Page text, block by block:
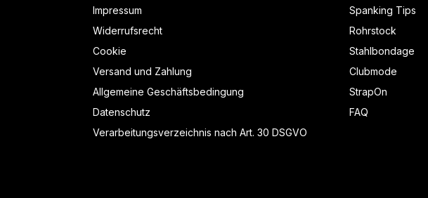
Impressum
Widerrufsrecht
Cookie
Versand und Zahlung
Allgemeine Geschäftsbedingung
Datenschutz
Verarbeitungsverzeichnis nach Art. 30 DSGVO
Spanking Tips
Rohrstock
Stahlbondage
Clubmode
StrapOn
FAQ